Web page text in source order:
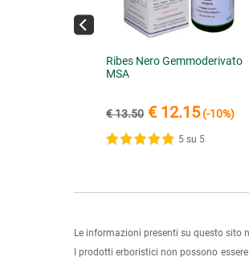
Ribes Nero Gemmoderivato
MSA
€ 13.50 € 12.15(-10%)
5 su 5
cavallina)
Le informazioni presenti su questo sito
I prodotti erboristici non possono